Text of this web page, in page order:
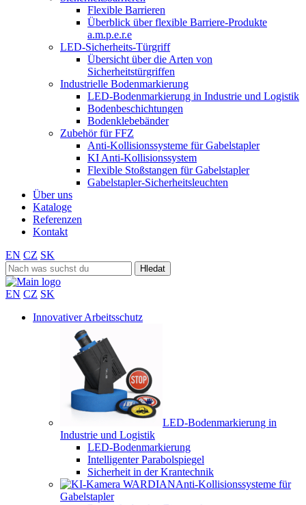
Flexible Barrieren
Überblick über flexible Barriere-Produkte
a.m.p.e.r.e
LED-Sicherheits-Türgriff
Übersicht über die Arten von
Sicherheitstürgriffen
Industrielle Bodenmarkierung
LED-Bodenmarkierung in Industrie und Logistik
Bodenbeschichtungen
Bodenklebebänder
Zubehör für FFZ
Anti-Kollisionssysteme für Gabelstapler
KI Anti-Kollisionssystem
Flexible Stoßstangen für Gabelstapler
Gabelstapler-Sicherheitsleuchten
Über uns
Kataloge
Referenzen
Kontakt
EN CZ SK
Search
for:
EN CZ SK
Innovativer Arbeitsschutz
LED-Bodenmarkierung in
Industrie und Logistik
LED-Bodenmarkierung
Intelligenter Parabolspiegel
Sicherheit in der Krantechnik
Anti-Kollisionssysteme für
Gabelstapler